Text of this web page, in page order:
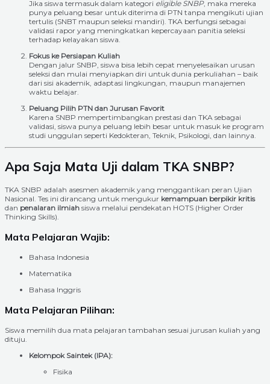
Jika siswa termasuk dalam kategori eligible SNBP, maka mereka
punya peluang besar untuk diterima di PTN tanpa mengikuti ujian
tertulis (SNBT maupun seleksi mandiri). TKA berfungsi sebagai
validasi rapor yang meningkatkan kepercayaan panitia seleksi
terhadap kelayakan siswa.
Fokus ke Persiapan Kuliah
Dengan jalur SNBP, siswa bisa lebih cepat menyelesaikan urusan
seleksi dan mulai menyiapkan diri untuk dunia perkuliahan – baik
dari sisi akademik, adaptasi lingkungan, maupun manajemen
waktu belajar.
Peluang Pilih PTN dan Jurusan Favorit
Karena SNBP mempertimbangkan prestasi dan TKA sebagai
validasi, siswa punya peluang lebih besar untuk masuk ke program
studi unggulan seperti Kedokteran, Teknik, Psikologi, dan lainnya.
Apa Saja Mata Uji dalam TKA SNBP?
TKA SNBP adalah asesmen akademik yang menggantikan peran Ujian
Nasional. Tes ini dirancang untuk mengukur kemampuan berpikir kritis
dan penalaran ilmiah siswa melalui pendekatan HOTS (Higher Order
Thinking Skills).
Mata Pelajaran Wajib:
Bahasa Indonesia
Matematika
Bahasa Inggris
Mata Pelajaran Pilihan:
Siswa memilih dua mata pelajaran tambahan sesuai jurusan kuliah yang
dituju.
Kelompok Saintek (IPA):
Fisika